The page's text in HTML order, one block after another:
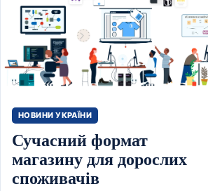
НОВИНИ УКРАЇНИ
Сучасний формат
магазину для дорослих
споживачів